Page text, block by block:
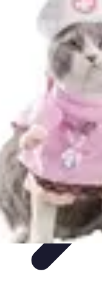
DIY et AstucesDIY et
Idées de déguisements